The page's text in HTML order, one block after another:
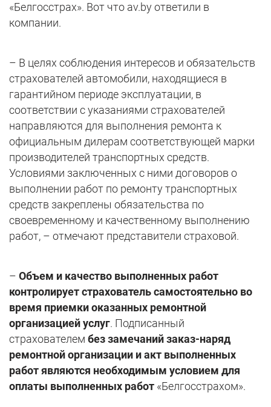
«Белгосстрах». Вот что av.by ответили в
компании.
– В целях соблюдения интересов и обязательств
страхователей автомобили, находящиеся в
гарантийном периоде эксплуатации, в
соответствии с указаниями страхователей
направляются для выполнения ремонта к
официальным дилерам соответствующей марки
производителей транспортных средств.
Условиями заключенных с ними договоров о
выполнении работ по ремонту транспортных
средств закреплены обязательства по
своевременному и качественному выполнению
работ, – отмечают представители страховой.
– Объем и качество выполненных работ
контролирует страхователь самостоятельно во
время приемки оказанных ремонтной
организацией услуг. Подписанный
страхователем без замечаний заказ-наряд
ремонтной организации и акт выполненных
работ являются необходимым условием для
оплаты выполненных работ «Белгосстрахом».